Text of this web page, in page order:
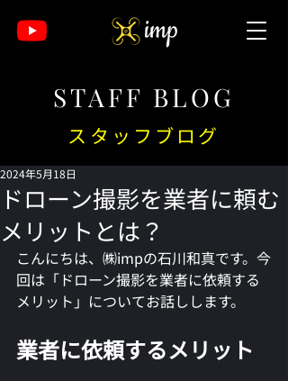
STAFF BLOG
スタッフブログ
ドローン撮影を業者に頼む
メリットとは？
2024年5月18日
こんにちは、㈱impの石川和真です。今
回は「ドローン撮影を業者に依頼する
メリット」についてお話しします。
業者に依頼するメリット